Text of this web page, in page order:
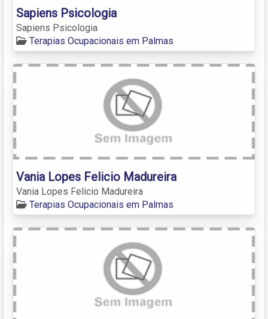
Sapiens Psicologia
Sapiens Psicologia
Terapias Ocupacionais em Palmas
Vania Lopes Felicio Madureira
Vania Lopes Felicio Madureira
Terapias Ocupacionais em Palmas